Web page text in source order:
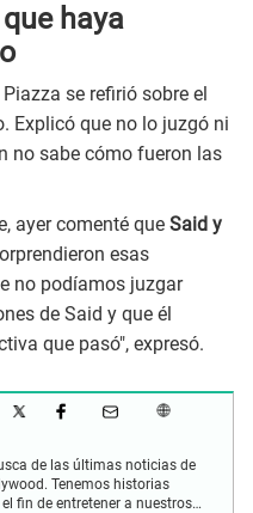
haya
se refirió sobre el
Explicó que no lo juzgó ni
no sabe cómo fueron las
ayer comenté que Said y
esas
no podíamos juzgar
de Said y que él
que pasó", expresó.
de las últimas noticias de
Tenemos historias
fin de entretener a nuestros